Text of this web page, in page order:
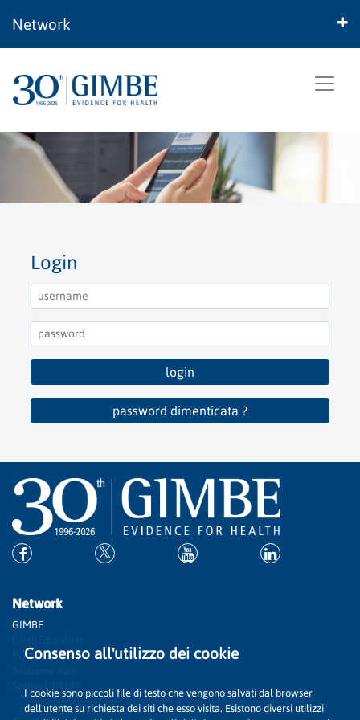
Network
Login
login
password dimenticata ?
Network
GIMBE
Evidence
Sostieni GIMBE
Consenso all'utilizzo dei cookie
I cookie sono piccoli file di testo che vengono salvati dal browser
dell'utente su richiesta dei siti che esso visita. Esistono diversi utilizzi